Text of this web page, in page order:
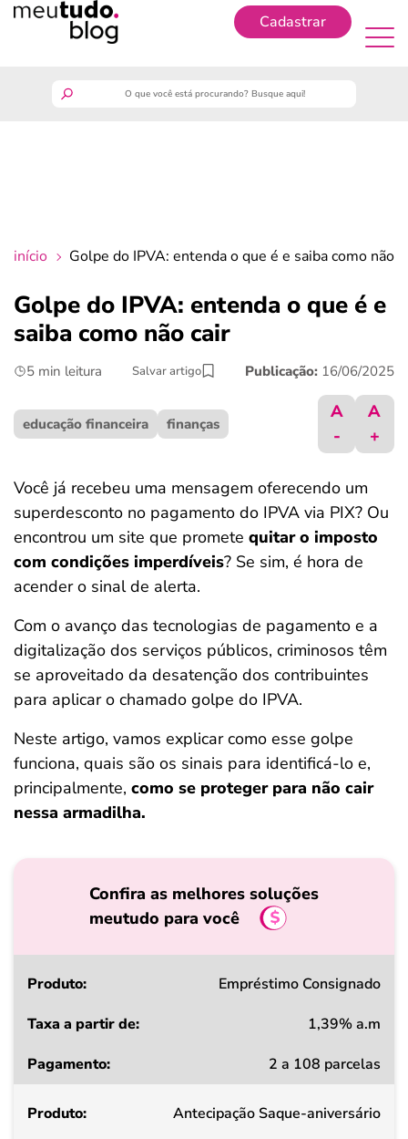
Cadastrar
crédito fácil
últimas notícias
ferramentas
início Golpe do IPVA: entenda o que é e saiba como não
Golpe do IPVA: entenda o que é e
saiba como não cair
5 min leitura Salvar artigo Publicação: 16/06/2025
educação financeira finanças
A
-
A
+
Você já recebeu uma mensagem oferecendo um
superdesconto no pagamento do IPVA via PIX? Ou
encontrou um site que promete quitar o imposto
com condições imperdíveis? Se sim, é hora de
acender o sinal de alerta.
Com o avanço das tecnologias de pagamento e a
digitalização dos serviços públicos, criminosos têm
se aproveitado da desatenção dos contribuintes
para aplicar o chamado golpe do IPVA.
Neste artigo, vamos explicar como esse golpe
funciona, quais são os sinais para identificá-lo e,
principalmente, como se proteger para não cair
nessa armadilha.
Confira as melhores soluções
meutudo para você
Produto
a
de
Empréstimo Consignado
1,39% a.m
2 a 108 parcelas
Antecipação Saque-aniversário